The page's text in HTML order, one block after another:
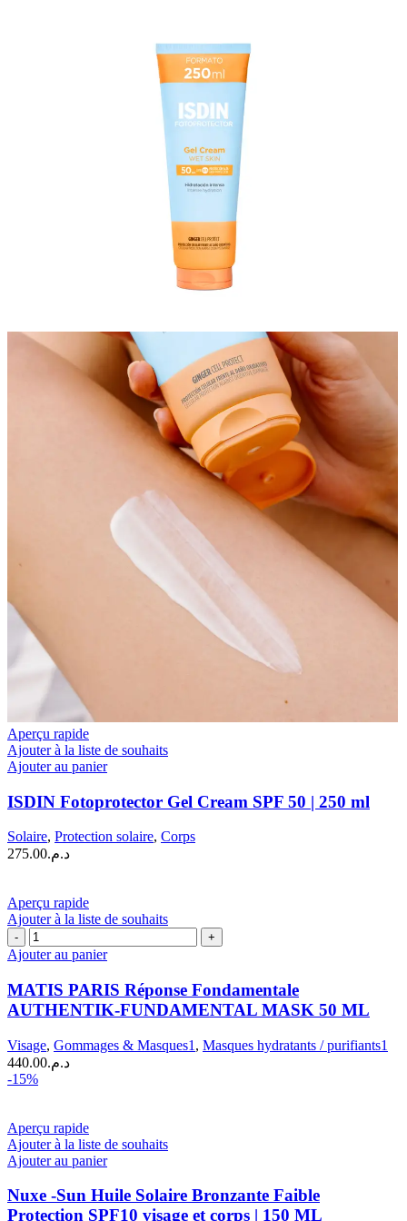
Aperçu rapide
Ajouter à la liste de souhaits
Ajouter au panier
ISDIN Fotoprotector Gel Cream SPF 50 | 250 ml
Solaire, Protection solaire, Corps
د.م.275.00
Aperçu rapide
Ajouter à la liste de souhaits
quantité
de
PARIS
Réponse
Fondamentale
FUNDAMENTAL
MASK
50
Ajouter au panier
MATIS PARIS Réponse Fondamentale
AUTHENTIK-FUNDAMENTAL MASK 50 ML
Visage, Gommages & Masques1 , Masques hydratants / purifiants1
د.م.440.00
-15%
Aperçu rapide
Ajouter à la liste de souhaits
Ajouter au panier
Nuxe -Sun Huile Solaire Bronzante Faible
Protection SPF10 visage et corps | 150 ML